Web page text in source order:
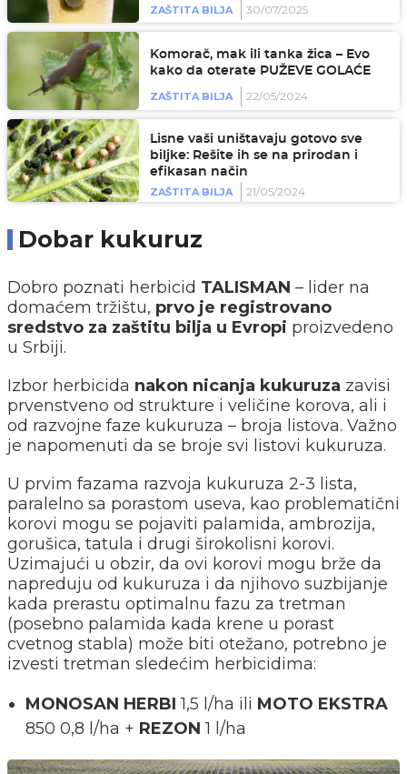
ZAŠTITA BILJA 30/07/2025
Komorač, mak ili tanka žica – Evo
kako da oterate PUŽEVE GOLAĆE
ZAŠTITA BILJA 22/05/2024
Lisne vaši uništavaju gotovo sve
biljke: Rešite ih se na prirodan i
efikasan način
ZAŠTITA BILJA
21/05/2024
Dobar kukuruz
Dobro poznati herbicid TALISMAN – lider na
domaćem tržištu, prvo je registrovano
sredstvo za zaštitu bilja u Evropi proizvedeno
u Srbiji.
Izbor herbicida nakon nicanja kukuruza zavisi
prvenstveno od strukture i veličine korova, ali i
od razvojne faze kukuruza – broja listova. Važno
je napomenuti da se broje svi listovi kukuruza.
U prvim fazama razvoja kukuruza 2-3 lista,
paralelno sa porastom useva, kao problematični
korovi mogu se pojaviti palamida, ambrozija,
gorušica, tatula i drugi širokolisni korovi.
Uzimajući u obzir, da ovi korovi mogu brže da
napreduju od kukuruza i da njihovo suzbijanje
kada prerastu optimalnu fazu za tretman
(posebno palamida kada krene u porast
cvetnog stabla) može biti otežano, potrebno je
izvesti tretman sledećim herbicidima:
MONOSAN HERBI 1,5 l/ha ili MOTO EKSTRA
850 0,8 l/ha + REZON 1 l/ha